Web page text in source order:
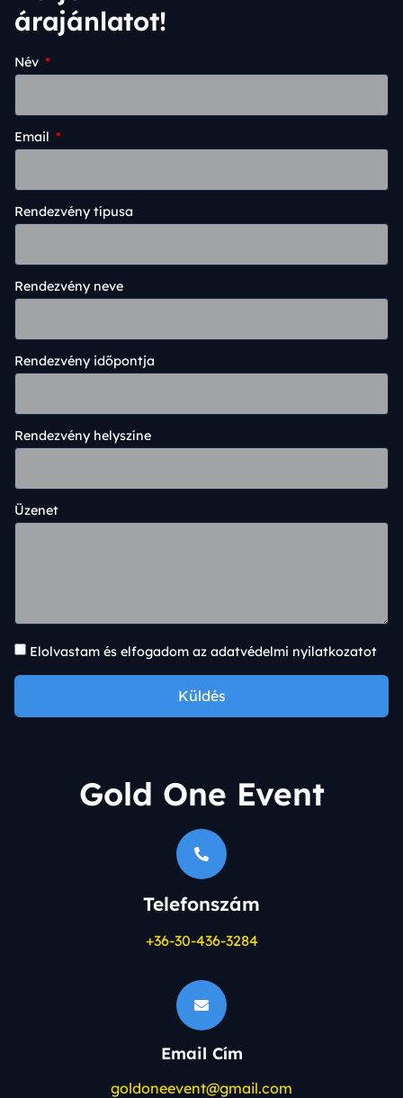
árajánlatot!
Név
Email
Rendezvény típusa
Rendezvény neve
Rendezvény időpontja
Rendezvény helyszíne
Üzenet
Elolvastam és elfogadom az adatvédelmi nyilatkozatot
Küldés
Gold One Event
Telefonszám
+36-30-436-3284
Email Cím
goldoneevent@gmail.com